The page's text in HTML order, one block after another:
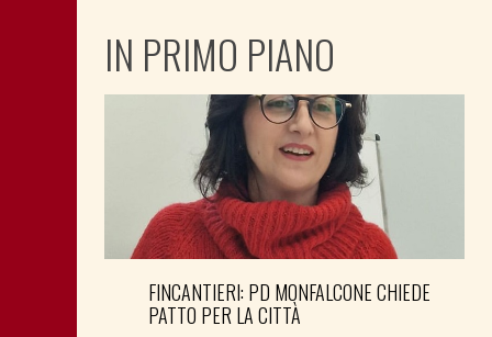
IN PRIMO PIANO
FINCANTIERI: PD MONFALCONE CHIEDE
PATTO PER LA CITTÀ